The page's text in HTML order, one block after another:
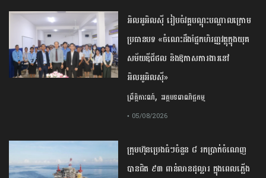
អិលអូអិលស៊ី រៀបចំវគ្គបណ្តុះបណ្តាលក្រោម
ប្រធានបទ «ចំណេះដឹងផ្នែកហិរញ្ញវត្ថុក្នុងយុគ
សម័យឌីជីថល និងឱកាសការងារនៅ
អិលអូអិលស៊ី»
ព្រឹត្តិការណ៍, អត្ថបទពាណិជ្ជកម្ម
• 05/08/2026
ក្រុមហ៊ុនប្រេងធំៗចំនួន ៨ រកប្រាក់ចំណេញ
បានជិត ៩៣ ពាន់លានដុល្លារ ក្នុងពេលភ្លើង